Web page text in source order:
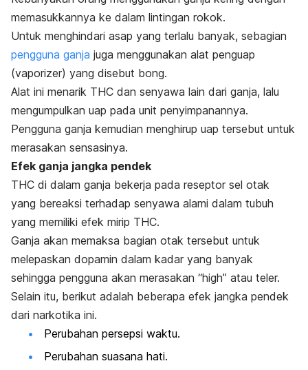
memasukkannya ke dalam lintingan rokok.
Untuk menghindari asap yang terlalu banyak, sebagian
pengguna ganja juga menggunakan alat penguap
(vaporizer) yang disebut bong.
Alat ini menarik THC dan senyawa lain dari ganja, lalu
mengumpulkan uap pada unit penyimpanannya.
Pengguna ganja kemudian menghirup uap tersebut untuk
merasakan sensasinya.
Efek ganja jangka pendek
THC di dalam ganja bekerja pada reseptor sel otak
yang bereaksi terhadap senyawa alami dalam tubuh
yang memiliki efek mirip THC.
Ganja akan memaksa bagian otak tersebut untuk
melepaskan dopamin dalam kadar yang banyak
sehingga pengguna akan merasakan “high” atau teler.
Selain itu, berikut adalah beberapa efek jangka pendek
dari narkotika ini.
Perubahan persepsi waktu.
Perubahan suasana hati.